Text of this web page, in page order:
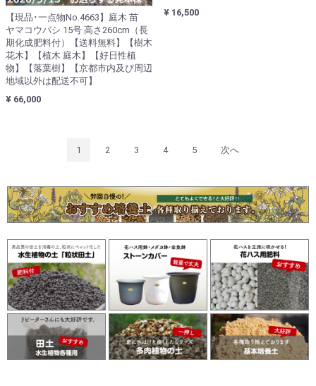
【現品･一点物No.4663】庭木 苗
ヤマコウバシ 15号 高さ260cm（長
期化成肥料付）【送料無料】【樹木
花木】【植木 庭木】【好日性植
物】【落葉樹】【京都市内及び周辺
地域以外は配送不可】
¥ 66,000
¥ 16,500
1 2 3 4 5 次へ